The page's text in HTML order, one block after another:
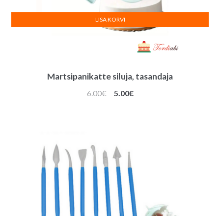
Martsipanikatte siluja, tasandaja
6.00€
Algne
5.00€Praegune
LISA KORVI